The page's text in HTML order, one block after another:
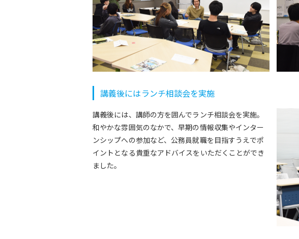
講義後にはランチ相談会を実施
講義後には、講師の方を囲んでランチ相談会を実施。
和やかな雰囲気のなかで、早期の情報収集やインター
ンシップへの参加など、公務員就職を目指すうえでポ
イントとなる貴重なアドバイスをいただくことができ
ました。